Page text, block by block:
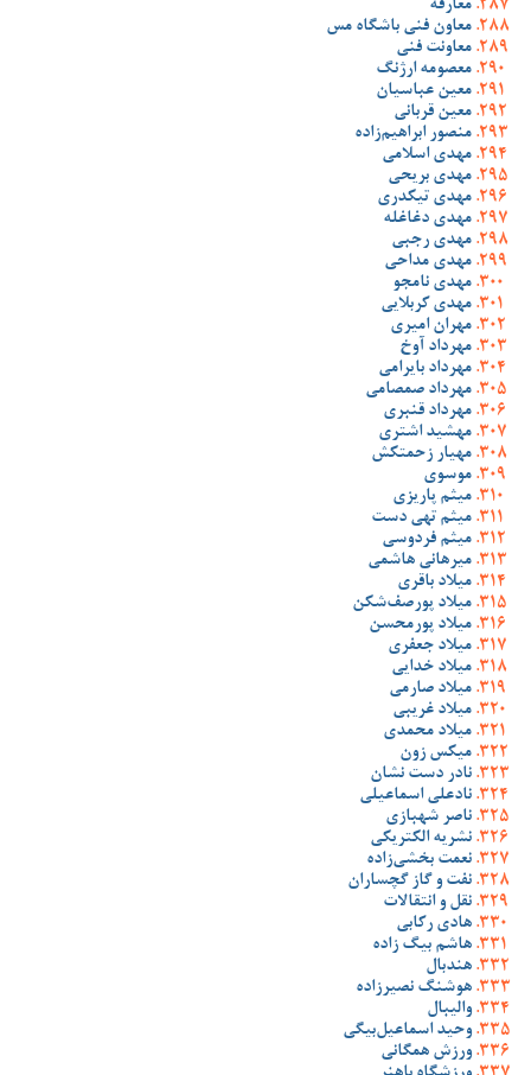
معارفه
معاون فنی باشگاه مس
معاونت فنی
معصومه ارژنگ
معین عباسیان
معین قربانی
منصور ابراهیم‌زاده
مهدی اسلامی
مهدی بریحی
مهدی تیکدری
مهدی دغاغله
مهدی رجبی
مهدی مداحی
مهدی نامجو
مهدی کربلایی
مهران امیری
مهرداد آوخ
مهرداد بایرامی
مهرداد صمصامی
مهرداد قنبری
مهشید اشتری
مهیار زحمتکش
موسوی
میثم پاریزی
میثم تهی دست
میثم فردوسی
میرهانی هاشمی
میلاد باقری
میلاد پورصف‌شکن
میلاد پورمحسن
میلاد جعفری
میلاد خدایی
میلاد صارمی
میلاد غریبی
میلاد محمدی
میکس زون
نادر دست نشان
نادعلی اسماعیلی
ناصر شهبازی
نشریه الکتریکی
نعمت بخشی‌زاده
نفت و گاز گچساران
نقل و انتقالات
هادی رکابی
هاشم بیگ زاده
هندبال
هوشنگ نصیرزاده
والیبال
وحید اسماعیل‌بیگی
ورزش همگانی